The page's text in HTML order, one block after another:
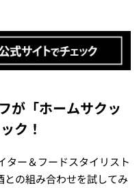
が「ホームサクッ
ク！
ター＆フードスタイリスト
の組み合わせを試してみ